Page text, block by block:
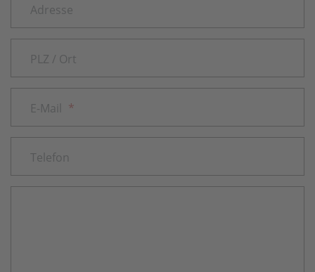
Adresse
PLZ / Ort
E-Mail *
Telefon